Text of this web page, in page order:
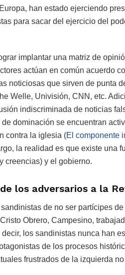
han estado ejerciendo
para sacar del ejercicio del
implantar una matriz de
actúan en común acuerdo
noticiosas que sirven de punta
Welle, Univisión, CNN, etc.
indiscriminada de noticias
dominación se encuentran
contra la iglesia (El componente
la realidad es que existe una
creencias) y el gobierno.
los adversarios a la
de no ser partícipes de
Obrero, Campesino,
los sandinistas nunca han
de los procesos
frustrados de la izquierda